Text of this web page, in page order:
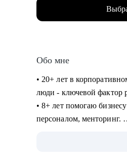
Обо мне
• 20+ лет в
люди - ключевой фактор
• 8+ лет помогаю
персоналом, менторинг.